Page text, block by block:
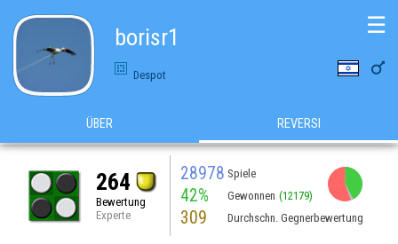
borisr1
Despot 
☰
ÜBER REVERSI
264
Bewertung
Experte
28978 Spiele
42% Gewonnen (12179)
309 Durchschn. Gegnerbewertung